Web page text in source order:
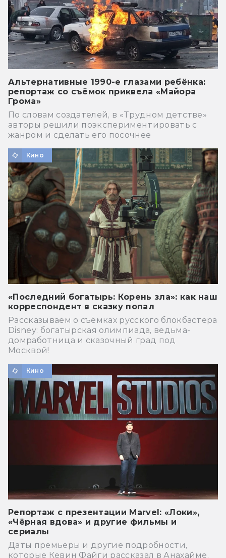
Альтернативные 1990-е глазами ребёнка:
репортаж со съёмок приквела «Майора
Грома»
По словам создателей, в «Трудном детстве»
авторы решили поэкспериментировать с
жанром и сделать его посочнее
Кино
«Последний богатырь: Корень зла»: как наш
корреспондент в сказку попал
Рассказываем о съёмках русского блокбастера
Disney: богатырская олимпиада, ведьма-
домработница и сказочный град под
Москвой!
Кино
Репортаж с презентации Marvel: «Локи»,
«Чёрная вдова» и другие фильмы и
сериалы
Даты премьеры и другие подробности,
которые Кевин Файги рассказал в Анахайме.